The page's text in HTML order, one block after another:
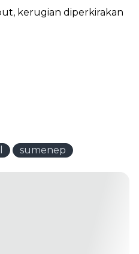
kerugian diperkirakan
sumenep